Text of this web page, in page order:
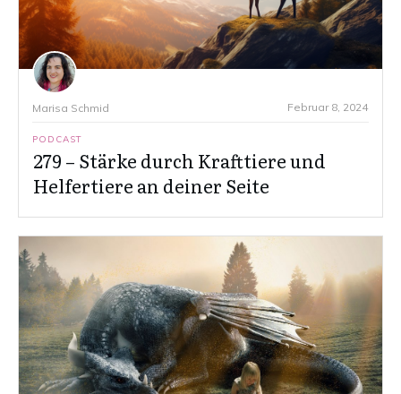
Marisa Schmid Februar 8, 2024
PODCAST
279 – Stärke durch Krafttiere und
Helfertiere an deiner Seite